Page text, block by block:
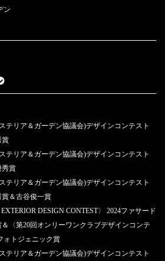
ン
テリア＆ガーデン協議会)デザインコンテスト
賞
テリア＆ガーデン協議会)デザインコンテスト
秀賞
テリア＆ガーデン協議会)デザインコンテスト
賞＆古谷俊一賞
DESIGN CONTEST〉 2024ファサード
〈第20回オンリーワンクラブデザインコンテ
ォトジェニック賞
テリア＆ガーデン協議会)デザインコンテスト